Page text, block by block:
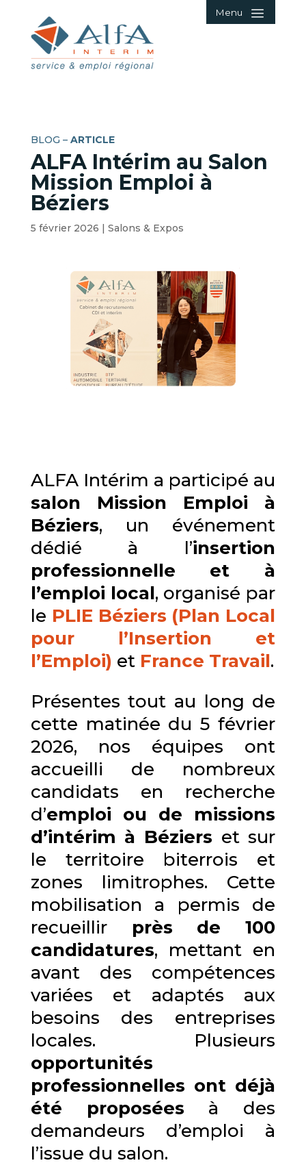
Menu
BLOG – ARTICLE
ALFA Intérim au Salon
Mission Emploi à
Béziers
5 février 2026 Salons & Expos
ALFA Intérim a participé au
salon Mission Emploi à
Béziers, un événement
dédié à l’insertion
professionnelle et à
l’emploi local, organisé par
le PLIE Béziers (Plan Local
pour l’Insertion et
l’Emploi) et France Travail.
Présentes tout au long de
cette matinée du 5 février
2026, nos équipes ont
accueilli de nombreux
candidats en recherche
d’emploi ou de missions
d’intérim à Béziers et sur
le territoire biterrois et
zones limitrophes. Cette
mobilisation a permis de
recueillir près de 100
candidatures, mettant en
avant des compétences
variées et adaptés aux
besoins des entreprises
locales. Plusieurs
opportunités
professionnelles ont déjà
été proposées à des
demandeurs d’emploi à
l’issue du salon.